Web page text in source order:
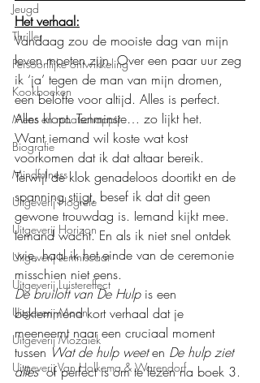
Jeugd
Thriller
Persoonlijke ontwikkeling
Kookboeken
Mens en maatschappij
Biografie
Mindfulness
Uitgeverij Hogrefe
Uitgeverij Horizon
Uitgeverij Lemniscaat
Uitgeverij Luistereffect
Uitgeverij Moon
Uitgeverij Mozaïek
Uitgeverij Van Holkema & Warendorf
Het verhaal:
Vandaag zou de mooiste dag van mijn
leven moeten zijn. Over een paar uur zeg
ik ‘ja’ tegen de man van mijn dromen,
een belofte voor altijd. Alles is perfect.
Alles klopt. Tenminste… zo lijkt het.
Want iemand wil koste wat kost
voorkomen dat ik dat altaar bereik.
Terwijl de klok genadeloos doortikt en de
spanning stijgt, besef ik dat dit geen
gewone trouwdag is. Iemand kijkt mee.
Iemand wacht. En als ik niet snel ontdek
wie, haal ik het einde van de ceremonie
misschien niet eens.
De bruiloft van De Hulp is een
beklemmend kort verhaal dat je
meeneemt naar een cruciaal moment
tussen Wat de hulp weet en De hulp ziet
alles of perfect is om te lezen na boek 3.